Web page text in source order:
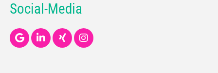
Social-Media